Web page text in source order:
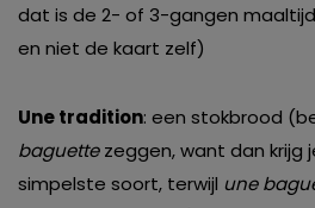
dat is de 2- of 3-gangen
en niet de kaart zelf)
Une tradition: een stokbrood
baguettezeggen, want dan krijg
simpelste soort, terwijl une